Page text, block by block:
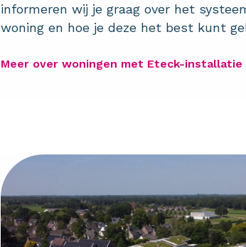
informeren wij je graag over het
woning en hoe je deze het best kunt
Meer over woningen met Eteck-installatie